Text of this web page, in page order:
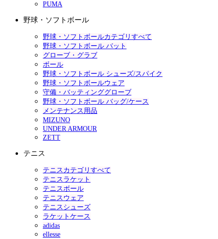
PUMA
野球・ソフトボール
野球・ソフトボールカテゴリすべて
野球・ソフトボール バット
グローブ・グラブ
ボール
野球・ソフトボール シューズ/スパイク
野球・ソフトボールウェア
守備・バッティンググローブ
野球・ソフトボール バッグ/ケース
メンテナンス用品
MIZUNO
UNDER ARMOUR
ZETT
テニス
テニスカテゴリすべて
テニスラケット
テニスボール
テニスウェア
テニスシューズ
ラケットケース
adidas
ellesse